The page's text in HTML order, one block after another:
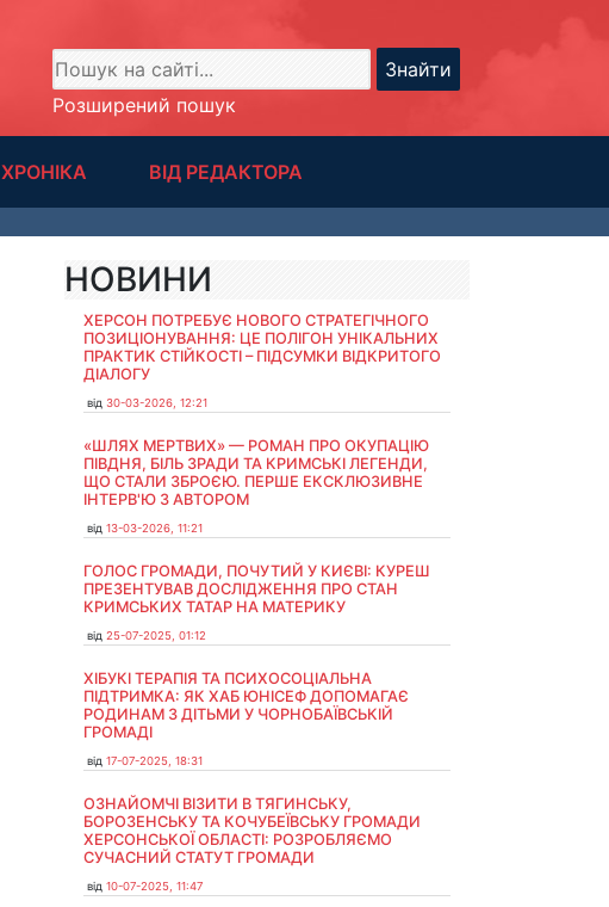
Знайти
Розширений пошук
ХРОНІКА ВІД РЕДАКТОРА
НОВИНИ
ХЕРСОН ПОТРЕБУЄ НОВОГО СТРАТЕГІЧНОГО
ПОЗИЦІОНУВАННЯ: ЦЕ ПОЛІГОН УНІКАЛЬНИХ
ПРАКТИК СТІЙКОСТІ – ПІДСУМКИ ВІДКРИТОГО
ДІАЛОГУ
від 30-03-2026, 12:21
«ШЛЯХ МЕРТВИХ» — РОМАН ПРО ОКУПАЦІЮ
ПІВДНЯ, БІЛЬ ЗРАДИ ТА КРИМСЬКІ ЛЕГЕНДИ,
ЩО СТАЛИ ЗБРОЄЮ. ПЕРШЕ ЕКСКЛЮЗИВНЕ
ІНТЕРВ'Ю З АВТОРОМ
від 13-03-2026, 11:21
ГОЛОС ГРОМАДИ, ПОЧУТИЙ У КИЄВІ: КУРЕШ
ПРЕЗЕНТУВАВ ДОСЛІДЖЕННЯ ПРО СТАН
КРИМСЬКИХ ТАТАР НА МАТЕРИКУ
від 25-07-2025, 01:12
ХІБУКІ ТЕРАПІЯ ТА ПСИХОСОЦІАЛЬНА
ПІДТРИМКА: ЯК ХАБ ЮНІСЕФ ДОПОМАГАЄ
РОДИНАМ З ДІТЬМИ У ЧОРНОБАЇВСЬКІЙ
ГРОМАДІ
від 17-07-2025, 18:31
ОЗНАЙОМЧІ ВІЗИТИ В ТЯГИНСЬКУ,
БОРОЗЕНСЬКУ ТА КОЧУБЕЇВСЬКУ ГРОМАДИ
ХЕРСОНСЬКОЇ ОБЛАСТІ: РОЗРОБЛЯЄМО
СУЧАСНИЙ СТАТУТ ГРОМАДИ
від 10-07-2025, 11:47